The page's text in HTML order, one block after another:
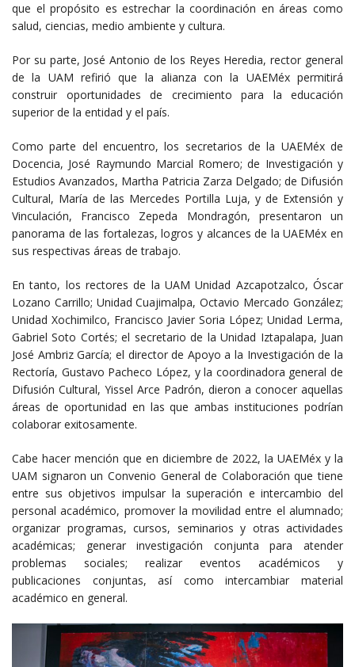
que el propósito es estrechar la coordinación en áreas como
salud, ciencias, medio ambiente y cultura.
Por su parte, José Antonio de los Reyes Heredia, rector general
de la UAM refirió que la alianza con la UAEMéx permitirá
construir oportunidades de crecimiento para la educación
superior de la entidad y el país.
Como parte del encuentro, los secretarios de la UAEMéx de
Docencia, José Raymundo Marcial Romero; de Investigación y
Estudios Avanzados, Martha Patricia Zarza Delgado; de Difusión
Cultural, María de las Mercedes Portilla Luja, y de Extensión y
Vinculación, Francisco Zepeda Mondragón, presentaron un
panorama de las fortalezas, logros y alcances de la UAEMéx en
sus respectivas áreas de trabajo.
En tanto, los rectores de la UAM Unidad Azcapotzalco, Óscar
Lozano Carrillo; Unidad Cuajimalpa, Octavio Mercado González;
Unidad Xochimilco, Francisco Javier Soria López; Unidad Lerma,
Gabriel Soto Cortés; el secretario de la Unidad Iztapalapa, Juan
José Ambriz García; el director de Apoyo a la Investigación de la
Rectoría, Gustavo Pacheco López, y la coordinadora general de
Difusión Cultural, Yissel Arce Padrón, dieron a conocer aquellas
áreas de oportunidad en las que ambas instituciones podrían
colaborar exitosamente.
Cabe hacer mención que en diciembre de 2022, la UAEMéx y la
UAM signaron un Convenio General de Colaboración que tiene
entre sus objetivos impulsar la superación e intercambio del
personal académico, promover la movilidad entre el alumnado;
organizar programas, cursos, seminarios y otras actividades
académicas; generar investigación conjunta para atender
problemas sociales; realizar eventos académicos y
publicaciones conjuntas, así como intercambiar material
académico en general.